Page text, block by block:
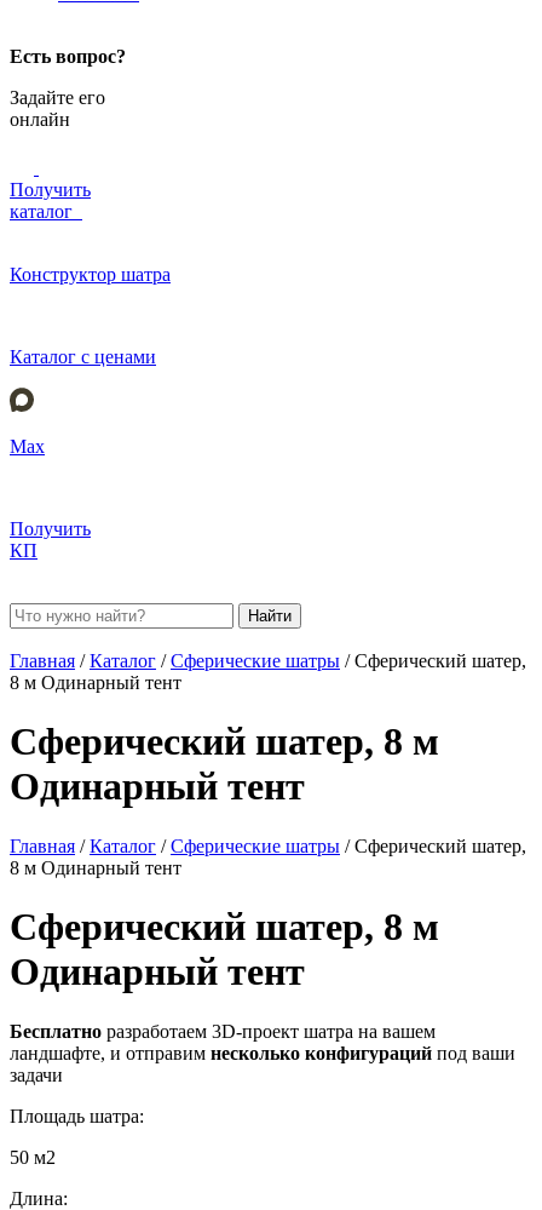
Есть вопрос?
Задайте его
онлайн
Получить
каталог
Конструктор шатра
Каталог с ценами
Max
Получить
КП
Найти
Главная /Каталог /Сферические шатры /Сферический шатер,
8 м Одинарный тент
Сферический шатер, 8 м
Одинарный тент
Главная /Каталог /Сферические шатры /Сферический шатер,
8 м Одинарный тент
Сферический шатер, 8 м
Одинарный тент
Бесплатно разработаем 3D-проект шатра на вашем
ландшафте, и отправим несколько конфигураций под ваши
задачи
Площадь шатра:
50 м2
Длина: